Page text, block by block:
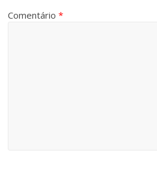
Comentário*